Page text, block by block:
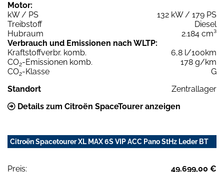
Motor:
kW / PS
132 kW / 179 PS
Treibstoff
Diesel
Hubraum
2.184 cm³
Verbrauch und Emissionen nach WLTP:
Kraftstoffverbr. komb.
6,8 l/100km
CO2-Emissionen komb.
178 g/km
CO2-Klasse
G
Standort
Zentrallager
Details zum Citroën SpaceTourer anzeigen
Citroën Spacetourer XL MAX 6S VIP ACC Pano StHz Leder BT
Preis:
49.699,00 €